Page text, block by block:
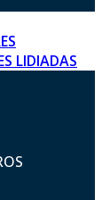
LIDIADAS